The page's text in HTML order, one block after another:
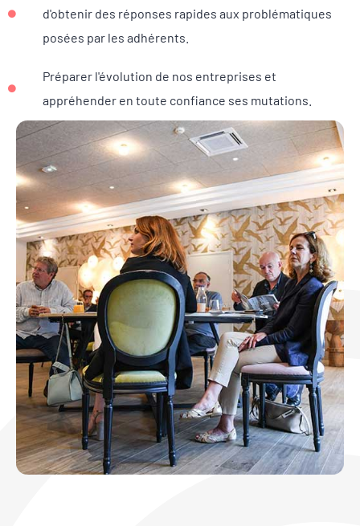
d'obtenir des réponses rapides aux problématiques
posées par les adhérents.
Préparer l'évolution de nos entreprises et
appréhender en toute confiance ses mutations.